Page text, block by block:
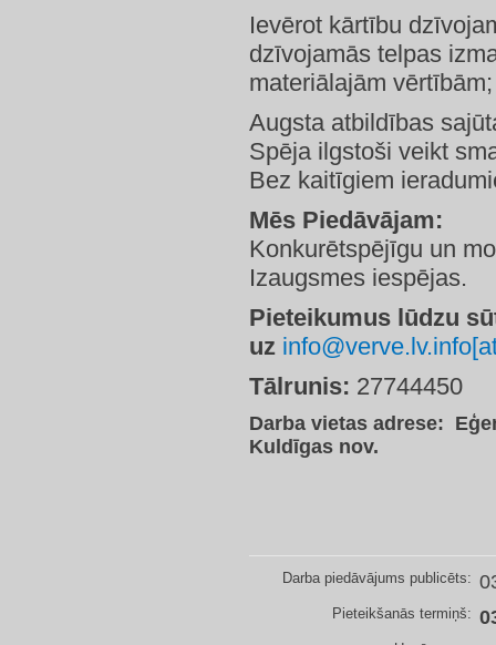
Ievērot kārtību
dzīvojamās telpas
materiālajām vērtībām;
Augsta atbildības
Spēja ilgstoši veikt
Bez kaitīgiem
Mēs Piedāvājam:
Konkurētspējīgu un
Izaugsmes iespējas.
Pieteikumus lūdzu
uz
Tālrunis: 27744450
Darba vietas adrese:
Kuldīgas nov.
Darba piedāvājums publicēts:
Pieteikšanās termiņš: